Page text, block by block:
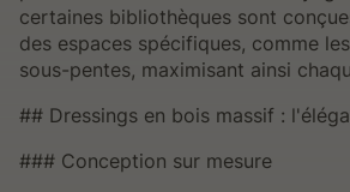
certaines bibliothèques sont
des espaces spécifiques, comme
sous-pentes, maximisant ainsi
## Dressings en bois massif :
### Conception sur mesure